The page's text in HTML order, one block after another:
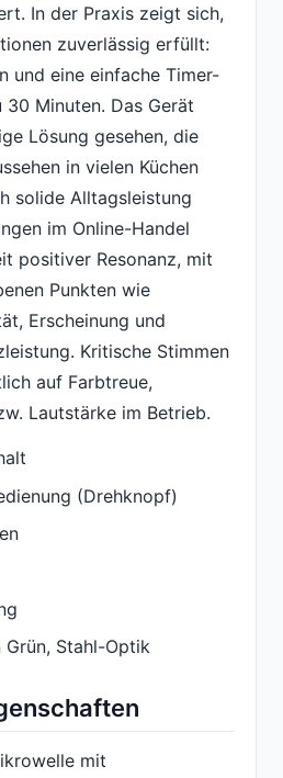
In der Praxis zeigt sich,
zuverlässig erfüllt:
und eine einfache Timer-
Minuten. Das Gerät
Lösung gesehen, die
in vielen Küchen
solide Alltagsleistung
im Online-Handel
positiver Resonanz, mit
Punkten wie
Erscheinung und
Kritische Stimmen
auf Farbtreue,
Lautstärke im Betrieb.
(Drehknopf)
Grün, Stahl-Optik
mit